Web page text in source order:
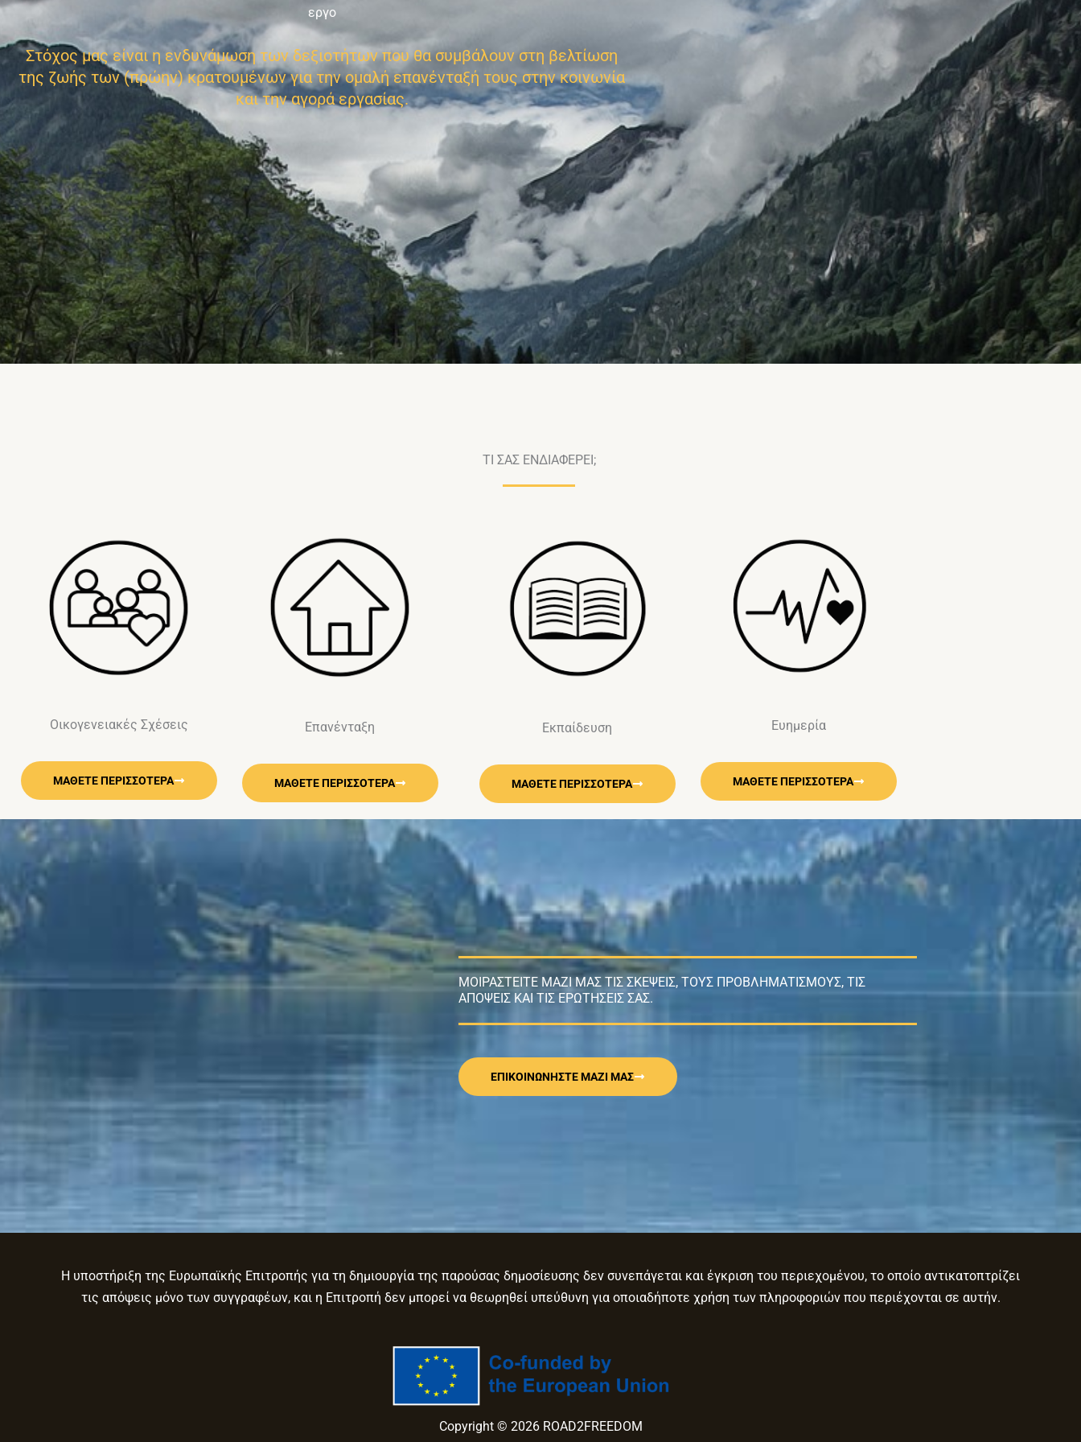
εργο
Στόχος μας είναι η ενδυνάμωση των δεξιοτήτων που θα συμβάλουν στη βελτίωση
της ζωής των (πρώην) κρατουμένων για την ομαλή επανένταξή τους στην κοινωνία
και την αγορά εργασίας.
ΤΙ ΣΑΣ ΕΝΔΙΑΦΕΡΕΙ;
Οικογενειακές Σχέσεις
ΜΑΘΕΤΕ ΠΕΡΙΣΣΟΤΕΡΑ
Επανένταξη
ΜΑΘΕΤΕ ΠΕΡΙΣΣΟΤΕΡΑ
Εκπαίδευση
ΜΑΘΕΤΕ ΠΕΡΙΣΣΟΤΕΡΑ
Ευημερία
ΜΑΘΕΤΕ ΠΕΡΙΣΣΟΤΕΡΑ
ΜΟΙΡΑΣΤΕΙΤΕ ΜΑΖΙ ΜΑΣ ΤΙΣ ΣΚΕΨΕΙΣ, ΤΟΥΣ ΠΡΟΒΛΗΜΑΤΙΣΜΟΥΣ, ΤΙΣ
ΑΠΟΨΕΙΣ ΚΑΙ ΤΙΣ ΕΡΩΤΗΣΕΙΣ ΣΑΣ.
ΕΠΙΚΟΙΝΩΝΉΣΤΕ ΜΑΖΊ ΜΑΣ
Η υποστήριξη της Ευρωπαϊκής Επιτροπής για τη δημιουργία της παρούσας δημοσίευσης δεν συνεπάγεται και έγκριση του περιεχομένου, το οποίο αντικατοπτρίζει
τις απόψεις μόνο των συγγραφέων, και η Επιτροπή δεν μπορεί να θεωρηθεί υπεύθυνη για οποιαδήποτε χρήση των πληροφοριών που περιέχονται σε αυτήν.
Copyright © 2026 ROAD2FREEDOM